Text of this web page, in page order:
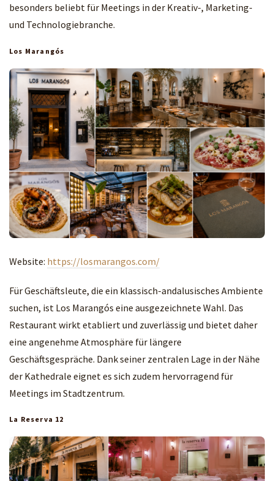
besonders beliebt für Meetings in der Kreativ-, Marketing-
und Technologiebranche.
Los Marangós
Website: https://losmarangos.com/
Für Geschäftsleute, die ein klassisch-andalusisches Ambiente
suchen, ist Los Marangós eine ausgezeichnete Wahl. Das
Restaurant wirkt etabliert und zuverlässig und bietet daher
eine angenehme Atmosphäre für längere
Geschäftsgespräche. Dank seiner zentralen Lage in der Nähe
der Kathedrale eignet es sich zudem hervorragend für
Meetings im Stadtzentrum.
La Reserva 12